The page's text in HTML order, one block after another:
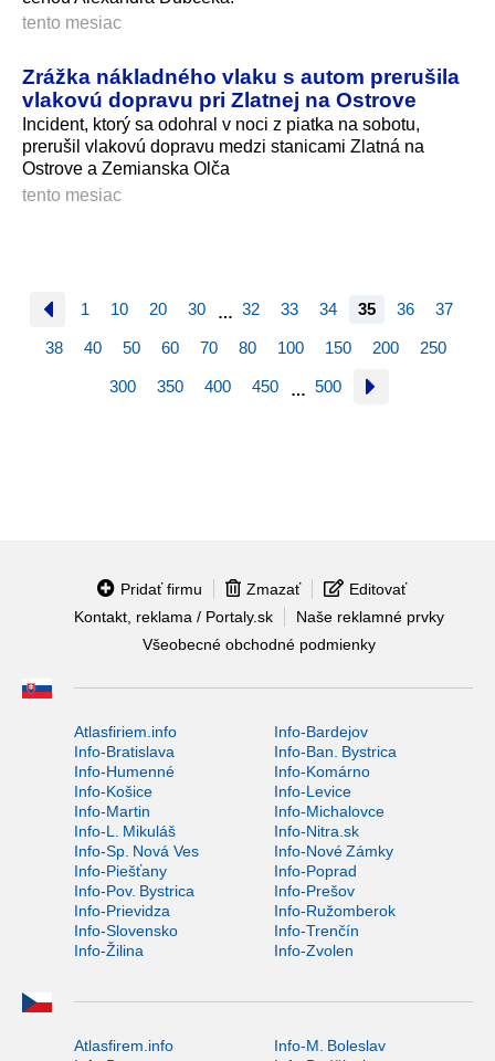
tento mesiac
Zrážka nákladného vlaku s autom prerušila
vlakovú dopravu pri Zlatnej na Ostrove
Incident, ktorý sa odohral v noci z piatka na sobotu,
prerušil vlakovú dopravu medzi stanicami Zlatná na
Ostrove a Zemianska Olča
tento mesiac
1 10 20 30 … 32 33 34 35 36 37
38 40 50 60 70 80 100 150 200 250
300 350 400 450 … 500
Pridať firmu Zmazať
Editovať
Kontakt, reklama / Portaly.sk
Naše reklamné prvky
Všeobecné obchodné podmienky
Atlasfiriem.info
Info-Bardejov
Info-Bratislava
Info-Ban. Bystrica
Info-Humenné
Info-Komárno
Info-Košice
Info-Levice
Info-Martin
Info-Michalovce
Info-L. Mikuláš
Info-Nitra.sk
Info-Sp. Nová Ves
Info-Nové Zámky
Info-Piešťany
Info-Poprad
Info-Pov. Bystrica
Info-Prešov
Info-Prievidza
Info-Ružomberok
Info-Slovensko
Info-Trenčín
Info-Žilina
Info-Zvolen
Atlasfirem.info
Info-M. Boleslav